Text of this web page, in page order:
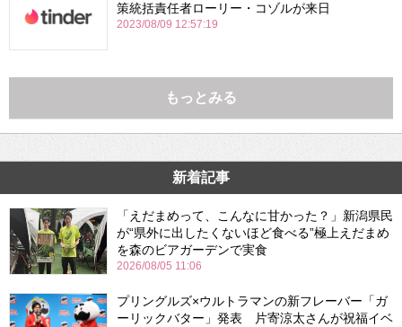
策統括責任者ローリー・コゾルが来日
2023/08/09 12:57:19
もっとみる
新着記事
「えだまめって、こんなに甘かった？」新潟県民
が“県外に出したくないほど食べる”極上えだまめ
を森のビアガーデンで実食
2026/08/05 11:06
プリングルズ×ウルトラマンの新フレーバー「ガ
ーリックバター」発表 片寄涼太さんが祝福イベ